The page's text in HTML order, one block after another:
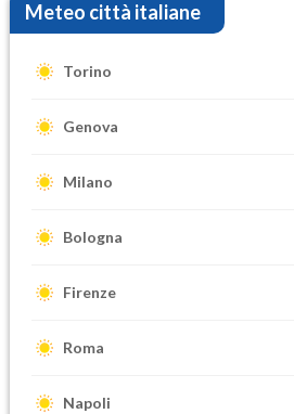
Meteo città italiane
Torino
Genova
Milano
Bologna
Firenze
Roma
Napoli